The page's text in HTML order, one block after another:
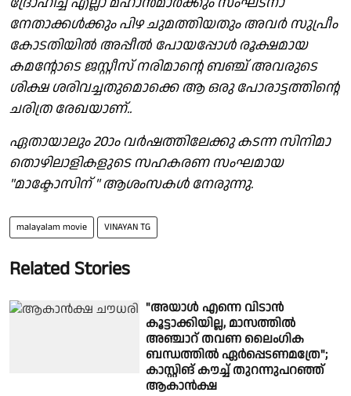
നേതാക്കൾക്കും പിഴ ചുമത്തിയതും അവർ സുപ്രീം
കോടതിയിൽ അപ്പീൽ പോയപ്പോൾ രൂക്ഷമായ
കമന്റോടെ ജസ്റ്റീസ് നരിമാന്റെ ബഞ്ച് അവരുടെ
ശിക്ഷ ശരിവച്ചതുമൊക്കെ ആ ഒരു പോരാട്ടത്തിന്റെ
ചരിത്ര രേഖയാണ്..
ഏതായാലും 20ാം വർഷത്തിലേക്കു കടന്ന സിനിമാ
തൊഴിലാളികളുടെ സഹകരണ സംഘമായ
"മാക്ടോസിന് " ആശംസകൾ നേരുന്നു.
malayalam movie VINAYAN TG
Related Stories
"അയാൾ എന്നെ വിടാൻ
കൂട്ടാക്കിയില്ല, മാസത്തിൽ
അഞ്ചാറ് തവണ ലൈംഗിക
ബന്ധത്തിൽ ഏർപ്പെടണമത്രേ";
കാസ്റ്റിങ് കൗച്ച് തുറന്നുപറഞ്ഞ്
ആകാൻക്ഷ